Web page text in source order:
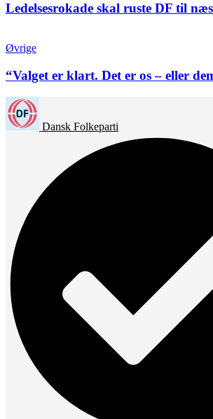
Ledelsesrokade skal ruste DF til
Øvrige
“Valget er klart. Det er os – eller
Dansk Folkeparti